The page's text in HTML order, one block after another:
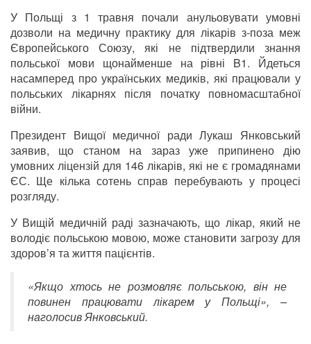
У Польщі з 1 травня почали анульовувати умовні
дозволи на медичну практику для лікарів з-поза меж
Європейського Союзу, які не підтвердили знання
польської мови щонайменше на рівні B1. Йдеться
насамперед про українських медиків, які працювали у
польських лікарнях після початку повномасштабної
війни.
Президент Вищої медичної ради Лукаш Янковський
заявив, що станом на зараз уже припинено дію
умовних ліцензій для 146 лікарів, які не є громадянами
ЄС. Ще кілька сотень справ перебувають у процесі
розгляду.
У Вищій медичній раді зазначають, що лікар, який не
володіє польською мовою, може становити загрозу для
здоров’я та життя пацієнтів.
«Якщо хтось не розмовляє польською, він не
повинен працювати лікарем у Польщі», –
наголосив Янковський.